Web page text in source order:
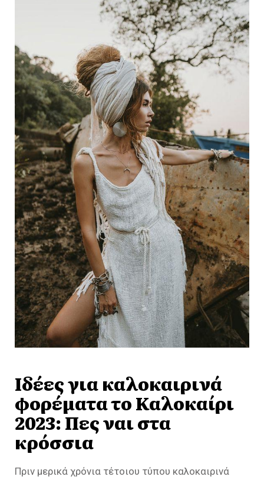
Ιδέες για καλοκαιρινά
φορέματα το Καλοκαίρι
2023: Πες ναι στα
κρόσσια
Πριν μερικά χρόνια τέτοιου τύπου καλοκαιρινά